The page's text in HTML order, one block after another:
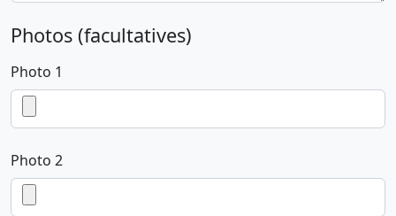
Photos (facultatives)
Photo 1
Photo 2